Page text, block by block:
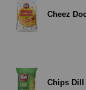
Cheez
Chips Dill